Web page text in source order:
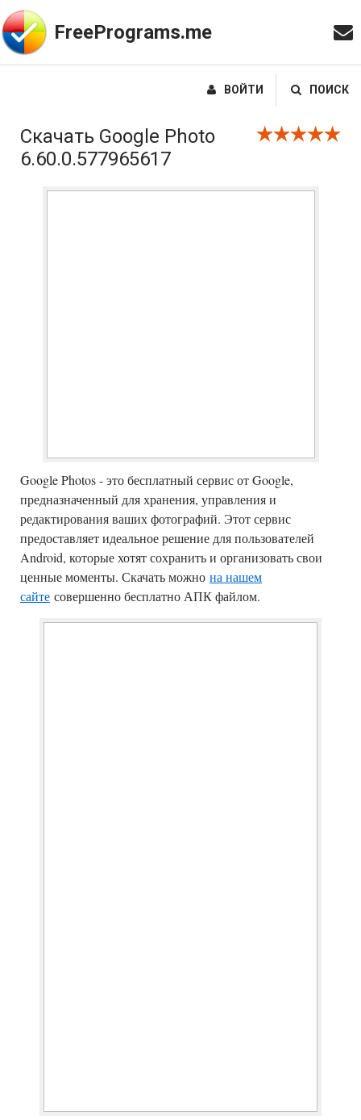
FreePrograms.me
ВОЙТИ ПОИСК
Скачать Google Photo
6.60.0.577965617
Google Photos - это бесплатный сервис от Google,
предназначенный для хранения, управления и
редактирования ваших фотографий. Этот сервис
предоставляет идеальное решение для пользователей
Android, которые хотят сохранить и организовать свои
ценные моменты. Скачать можно на нашем
сайте совершенно бесплатно АПК файлом.